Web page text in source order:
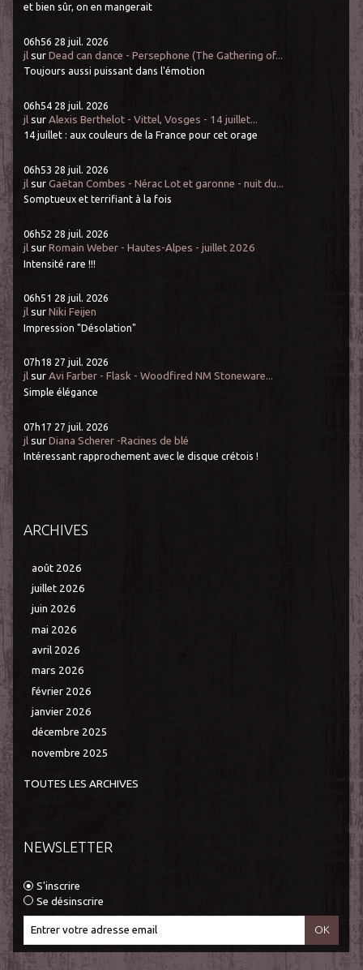
et bien sûr, on en mangerait
06h56 28 juil. 2026
jl surDead can dance - Persephone (The Gathering of...
Toujours aussi puissant dans l'émotion
06h54 28 juil. 2026
jl surAlexis Berthelot - Vittel, Vosges - 14 juillet...
14 juillet : aux couleurs de la France pour cet orage
06h53 28 juil. 2026
jl surGaëtan Combes - Nérac Lot et garonne - nuit du...
Somptueux et terrifiant à la fois
06h52 28 juil. 2026
jl surRomain Weber - Hautes-Alpes - juillet 2026
Intensité rare !!!
06h51 28 juil. 2026
jl surNiki Feijen
Impression "Désolation"
07h18 27 juil. 2026
jl surAvi Farber - Flask - Woodfired NM Stoneware...
Simple élégance
07h17 27 juil. 2026
jl surDiana Scherer -Racines de blé
Intéressant rapprochement avec le disque crétois !
ARCHIVES
août 2026
juillet 2026
juin 2026
mai 2026
avril 2026
mars 2026
février 2026
janvier 2026
décembre 2025
novembre 2025
TOUTES LES ARCHIVES
NEWSLETTER
S'inscrire
Se désinscrire